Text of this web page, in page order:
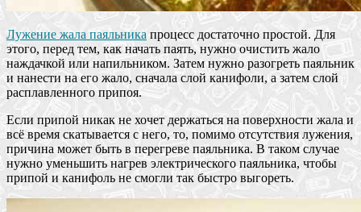
Лужение жала паяльника процесс достаточно простой. Для
этого, перед тем, как начать паять, нужно очистить жало
наждачкой или напильником. Затем нужно разогреть паяльник
и нанести на его жало, сначала слой канифоли, а затем слой
расплавленного припоя.
Если припой никак не хочет держаться на поверхности жала и
всё время скатывается с него, то, помимо отсутствия лужения,
причина может быть в перегреве паяльника. В таком случае
нужно уменьшить нагрев электрического паяльника, чтобы
припой и канифоль не смогли так быстро выгореть.